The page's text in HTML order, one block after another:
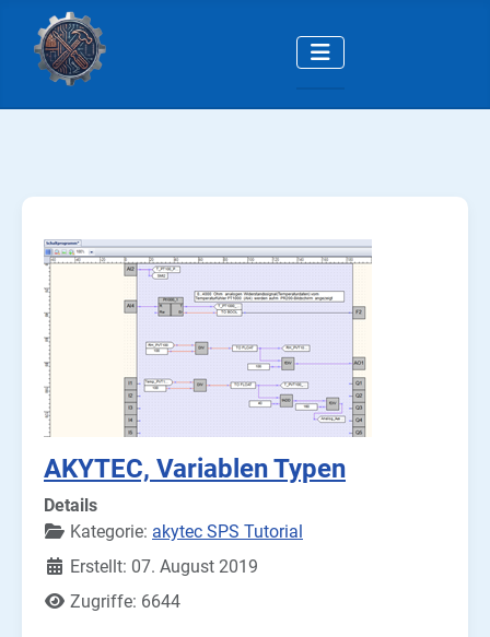
AKYTEC, Variablen Typen
Details
Kategorie: akytec SPS Tutorial
Erstellt: 07. August 2019
Zugriffe: 6644